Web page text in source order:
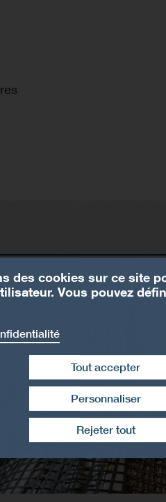
des cookies sur ce site
Vous pouvez
Rejeter tout
Tout accepter
Retirer le consentement
Personnaliser